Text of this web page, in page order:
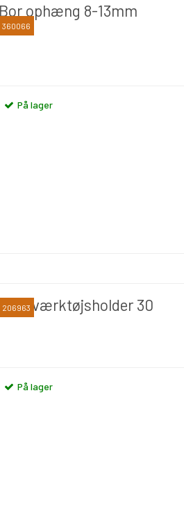
Bor ophæng 8-13mm
BLIKA
360066
På lager
CNC værktøjsholder 30
206963
På lager